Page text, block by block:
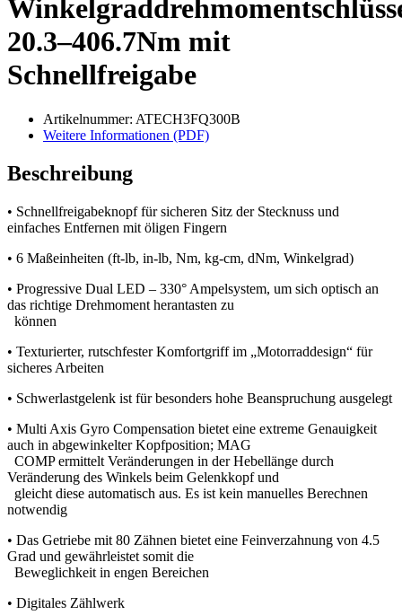
20.3–406.7Nm mit
Schnellfreigabe
Artikelnummer: ATECH3FQ300B
Weitere Informationen (PDF)
Beschreibung
• Schnellfreigabeknopf für sicheren Sitz der Stecknuss und
einfaches Entfernen mit öligen Fingern
• 6 Maßeinheiten (ft-lb, in-lb, Nm, kg-cm, dNm, Winkelgrad)
• Progressive Dual LED – 330° Ampelsystem, um sich optisch an
das richtige Drehmoment herantasten zu
können
• Texturierter, rutschfester Komfortgriff im „Motorraddesign“ für
sicheres Arbeiten
• Schwerlastgelenk ist für besonders hohe Beanspruchung ausgelegt
• Multi Axis Gyro Compensation bietet eine extreme Genauigkeit
auch in abgewinkelter Kopfposition; MAG
COMP ermittelt Veränderungen in der Hebellänge durch
Veränderung des Winkels beim Gelenkkopf und
gleicht diese automatisch aus. Es ist kein manuelles Berechnen
notwendig
• Das Getriebe mit 80 Zähnen bietet eine Feinverzahnung von 4.5
Grad und gewährleistet somit die
Beweglichkeit in engen Bereichen
• Digitales Zählwerk